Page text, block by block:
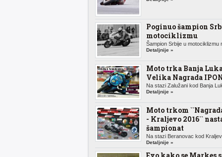
Poginuo šampion
motociklizmu
Šampion Srbije u motociklizmu
Detaljnije »
Moto trka Banja
Velika Nagrada
Na stazi Zalužani kod Banja
Detaljnije »
Moto trkom
- Kraljevo 2016``
šampionat
Na stazi Beranovac kod
Detaljnije »